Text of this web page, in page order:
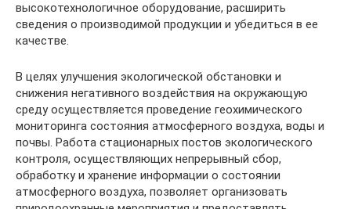
высокотехнологичное оборудование, расширить
сведения о производимой продукции и убедиться в ее
качестве.
В целях улучшения экологической обстановки и
снижения негативного воздействия на окружающую
среду осуществляется проведение геохимического
мониторинга состояния атмосферного воздуха, воды и
почвы. Работа стационарных постов экологического
контроля, осуществляющих непрерывный сбор,
обработку и хранение информации о состоянии
атмосферного воздуха, позволяет организовать